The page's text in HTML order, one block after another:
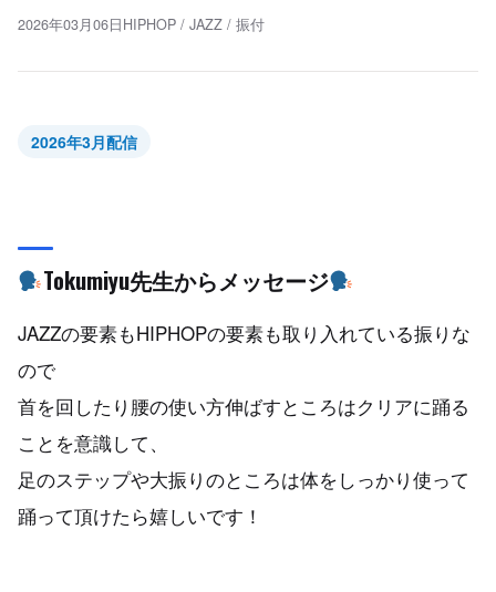
2026年03月06日HIPHOP / JAZZ / 振付
2026年3月配信
Tokumiyu先生からメッセージ
JAZZの要素もHIPHOPの要素も取り入れている振りな
ので
首を回したり腰の使い方伸ばすところはクリアに踊る
ことを意識して、
足のステップや大振りのところは体をしっかり使って
踊って頂けたら嬉しいです！